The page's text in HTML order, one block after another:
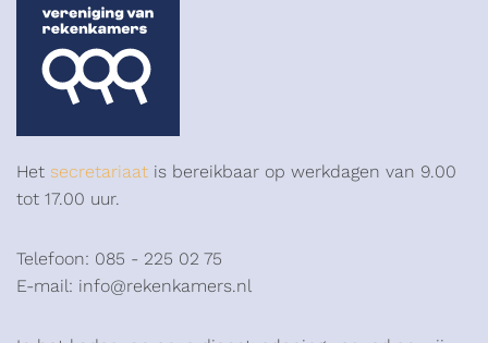
Het secretariaat is bereikbaar op werkdagen van 9.00
tot 17.00 uur.
Telefoon: 085 - 225 02 75
E-mail: info@rekenkamers.nl